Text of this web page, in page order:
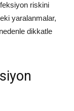
riskini
yaralanmalar,
dikkatle